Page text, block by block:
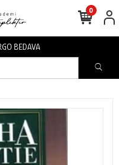
3000 TL VE ÜZERİ KARGO BEDAVA
0